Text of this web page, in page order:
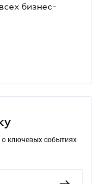
бизнес-
о ключевых событиях